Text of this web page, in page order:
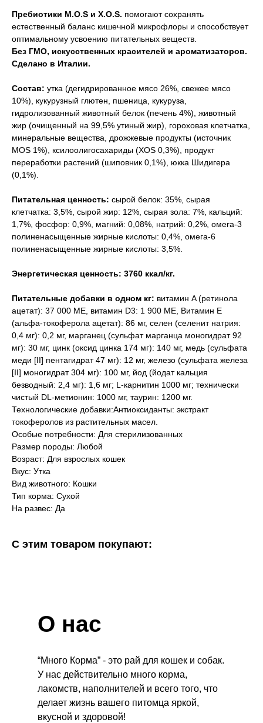
Пребиотики М.О.S и X.O.S. помогают сохранять
естественный баланс кишечной микрофлоры и способствует
оптимальному усвоению питательных веществ.
Без ГМО, искусственных красителей и ароматизаторов.
Сделано в Италии.
Состав: утка (дегидрированное мясо 26%, свежее мясо
10%), кукурузный глютен, пшеница, кукуруза,
гидролизованный животный белок (печень 4%), животный
жир (очищенный на 99,5% утиный жир), гороховая клетчатка,
минеральные вещества, дрожжевые продукты (источник
MOS 1%), ксилоолигосахариды (XOS 0,3%), продукт
переработки растений (шиповник 0,1%), юкка Шидигера
(0,1%).
Питательная ценность: сырой белок: 35%, сырая
клетчатка: 3,5%, сырой жир: 12%, сырая зола: 7%, кальций:
1,7%, фосфор: 0,9%, магний: 0,08%, натрий: 0,2%, омега-3
полиненасыщенные жирные кислоты: 0,4%, омега-6
полиненасыщенные жирные кислоты: 3,5%.
Энергетическая ценность: 3760 ккал/кг.
Питательные добавки в одном кг: витамин A (ретинола
ацетат): 37 000 МЕ, витамин D3: 1 900 МЕ, Витамин Е
(альфа-токоферола ацетат): 86 мг, селен (селенит натрия:
0,4 мг): 0,2 мг, марганец (сульфат марганца моногидрат 92
мг): 30 мг, цинк (оксид цинка 174 мг): 140 мг, медь (сульфата
меди [II] пентагидрат 47 мг): 12 мг, железо (сульфата железа
[II] моногидрат 304 мг): 100 мг, йод (йодат кальция
безводный: 2,4 мг): 1,6 мг; L-карнитин 1000 мг; технически
чистый DL-метионин: 1000 мг, таурин: 1200 мг.
Технологические добавки:Антиоксиданты: экстракт
токоферолов из растительных масел.
Особые потребности: Для стерилизованных
Размер породы: Любой
Возраст: Для взрослых кошек
Вкус: Утка
Вид животного: Кошки
Тип корма: Сухой
На развес: Да
С этим товаром покупают:
“Много Корма” - это рай для кошек и собак.
У нас действительно много корма,
лакомств, наполнителей и всего того, что
делает жизнь вашего питомца яркой,
вкусной и здоровой!
О нас